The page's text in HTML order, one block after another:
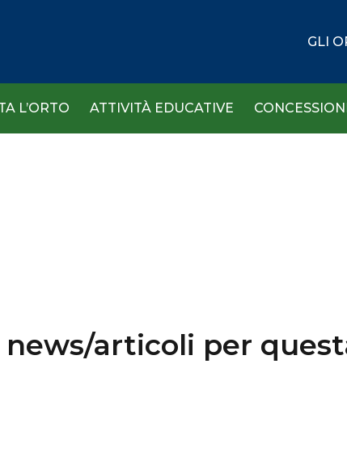
GLI
L’ORTO ATTIVITÀ EDUCATIVE
articoli per